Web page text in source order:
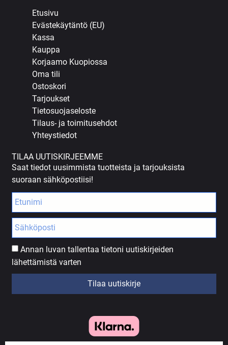
Etusivu
Evästekäytäntö (EU)
Kassa
Kauppa
Korjaamo Kuopiossa
Oma tili
Ostoskori
Tarjoukset
Tietosuojaseloste
Tilaus- ja toimitusehdot
Yhteystiedot
TILAA UUTISKIRJEEMME
Saat tiedot uusimmista tuotteista ja tarjouksista
suoraan sähköpostiisi!
Annan luvan tallentaa tietoni uutiskirjeiden
lähettämistä varten
Tilaa uutiskirje